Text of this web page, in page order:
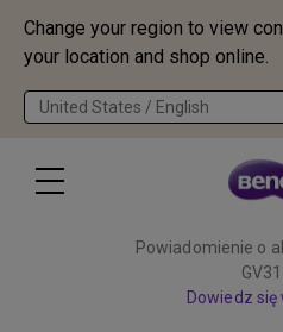
Change your region to view
your location and shop online.
United States / English
Powiadomienie o
GV31
Dowiedz się